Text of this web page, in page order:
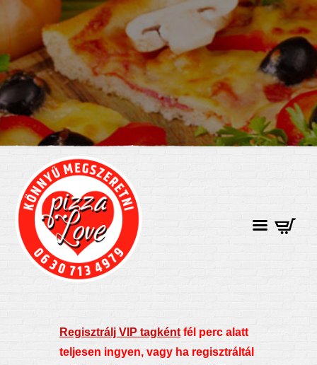
Regisztrálj VIP tagkéntfél perc alatt
teljesen ingyen, vagy ha regisztráltál